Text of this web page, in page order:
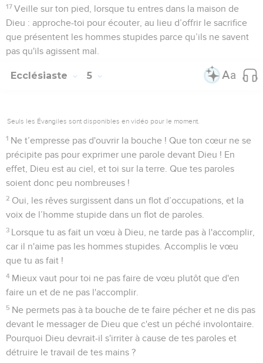
17 Veille sur ton pied, lorsque tu entres dans la maison de
Dieu : approche-toi pour écouter, au lieu d’offrir le sacrifice
que présentent les hommes stupides parce qu’ils ne savent
pas qu'ils agissent mal.
Ecclésiaste 5
Seuls les Évangiles sont disponibles en vidéo pour le moment.
1 Ne t’empresse pas d'ouvrir la bouche ! Que ton cœur ne se
précipite pas pour exprimer une parole devant Dieu ! En
effet, Dieu est au ciel, et toi sur la terre. Que tes paroles
soient donc peu nombreuses !
2 Oui, les rêves surgissent dans un flot d’occupations, et la
voix de l’homme stupide dans un flot de paroles.
3 Lorsque tu as fait un vœu à Dieu, ne tarde pas à l'accomplir,
car il n'aime pas les hommes stupides. Accomplis le vœu
que tu as fait !
4 Mieux vaut pour toi ne pas faire de vœu plutôt que d'en
faire un et de ne pas l'accomplir.
5 Ne permets pas à ta bouche de te faire pécher et ne dis pas
devant le messager de Dieu que c'est un péché involontaire.
Pourquoi Dieu devrait-il s'irriter à cause de tes paroles et
détruire le travail de tes mains ?